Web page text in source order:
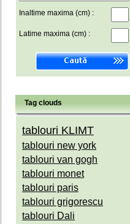
Inaltime maxima (cm) :
Latime maxima (cm) :
Tag clouds
tablouri KLIMT
tablouri new york
tablouri van gogh
tablouri monet
tablouri paris
tablouri grigorescu
tablouri Dali